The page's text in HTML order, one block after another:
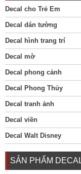
Decal cho Trẻ Em
Decal dán tường
Decal hình trang trí
Decal mờ
Decal phong cảnh
Decal Phong Thủy
Decal tranh ảnh
Decal viền
Decal Walt Disney
SẢN PHẨM